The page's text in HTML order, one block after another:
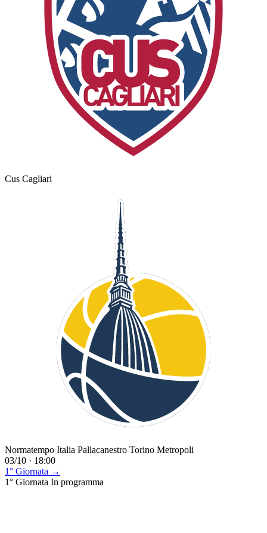
Cus Cagliari
Normatempo Italia Pallacanestro Torino Metropoli
03/10 · 18:00
1° Giornata →
1° Giornata In programma